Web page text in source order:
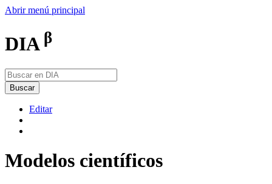
Abrir menú principal
DIA β
Buscar
Editar
Modelos científicos